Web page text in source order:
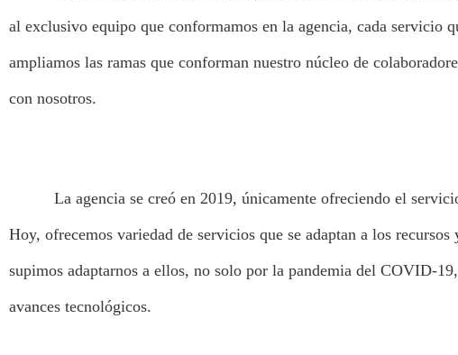
al exclusivo equipo que conformamos en la agencia, cada servicio
ampliamos las ramas que conforman nuestro núcleo de
con nosotros.
La agencia se creó en 2019, únicamente ofreciendo el
Hoy, ofrecemos variedad de servicios que se adaptan a los
supimos adaptarnos a ellos, no solo por la pandemia del COVID-
avances tecnológicos.